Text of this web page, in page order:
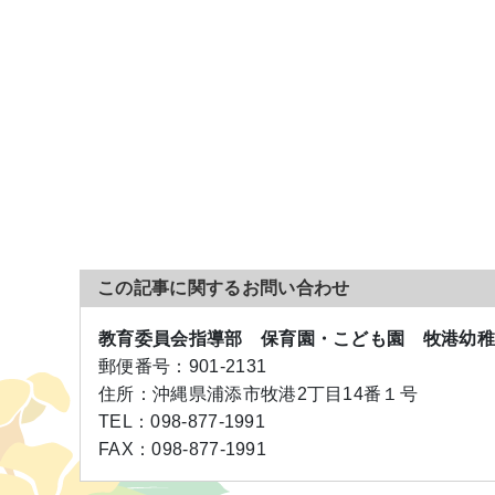
この記事に関するお問い合わせ
教育委員会指導部 保育園・こども園 牧港幼
郵便番号： 901-2131
住所： 沖縄県浦添市牧港2丁目14番１号
TEL：098-877-1991
FAX：098-877-1991